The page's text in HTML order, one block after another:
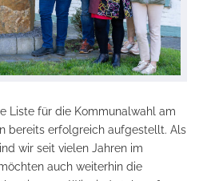
Liste für die Kommunalwahl am
bereits erfolgreich aufgestellt. Als
wir seit vielen Jahren im
auch weiterhin die